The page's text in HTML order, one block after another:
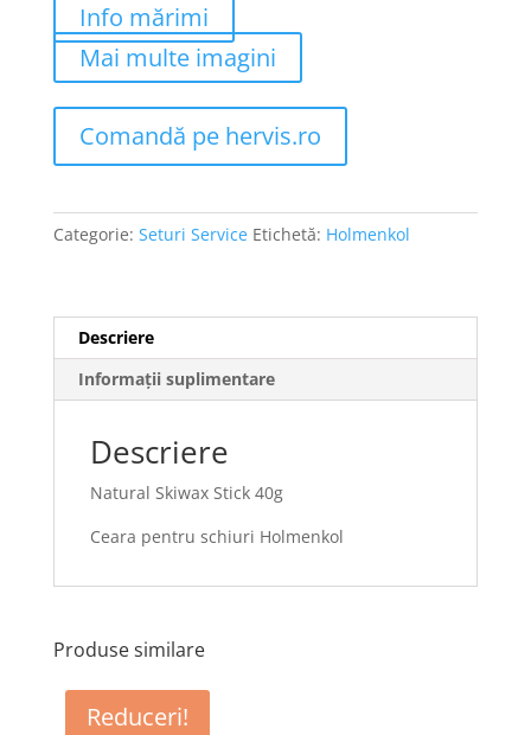
Info mărimi
Mai multe imagini
Comandă pe hervis.ro
Categorie: Seturi Service Etichetă: Holmenkol
Descriere
Informații suplimentare
Descriere
Natural Skiwax Stick 40g
Ceara pentru schiuri Holmenkol
Produse similare
Reduceri!